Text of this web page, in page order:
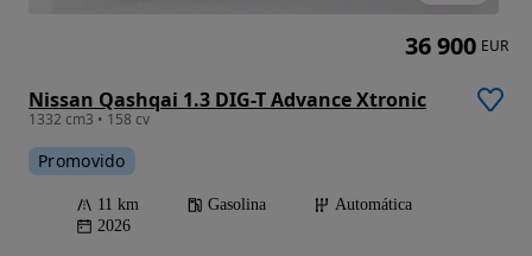
Nissan Qashqai 1.3 DIG-T Advance Xtronic
1332 cm3 • 158 cv
Promovido
11 km Gasolina
Automática
2026
36 900 EUR